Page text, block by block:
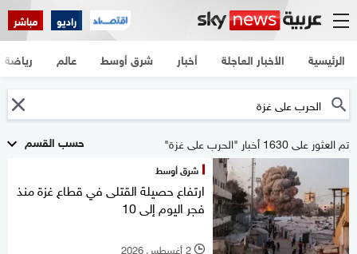
راديو مباشر
الرئيسية الأخبار العاجلة أخبار شرق أوسط عالم رياضة
حسب القسم تم العثور على 1630 أخبار "الحرب على غزة"
شرق أوسط
ارتفاع حصيلة القتلى في قطاع غزة منذ
فجر اليوم إلى 10
l 2 أغسطس 2026